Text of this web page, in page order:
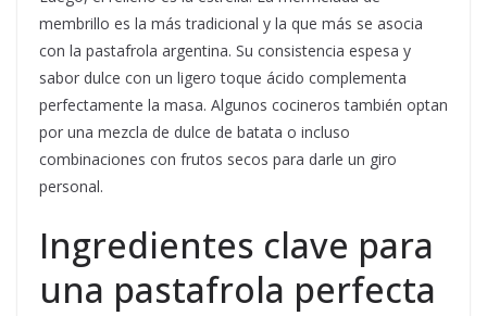
membrillo es la más tradicional y la que más se asocia
con la pastafrola argentina. Su consistencia espesa y
sabor dulce con un ligero toque ácido complementa
perfectamente la masa. Algunos cocineros también optan
por una mezcla de dulce de batata o incluso
combinaciones con frutos secos para darle un giro
personal.
Ingredientes clave para
una pastafrola perfecta